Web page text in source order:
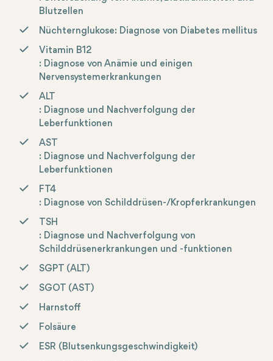
Blutzellen
Nüchternglukose: Diagnose von Diabetes mellitus
Vitamin B12
: Diagnose von Anämie und einigen
Nervensystemerkrankungen
ALT
: Diagnose und Nachverfolgung der
Leberfunktionen
AST
: Diagnose und Nachverfolgung der
Leberfunktionen
FT4
: Diagnose von Schilddrüsen-/Kropferkrankungen
TSH
: Diagnose und Nachverfolgung von
Schilddrüsenerkrankungen und -funktionen
SGPT (ALT)
SGOT (AST)
Harnstoff
Folsäure
ESR (Blutsenkungsgeschwindigkeit)